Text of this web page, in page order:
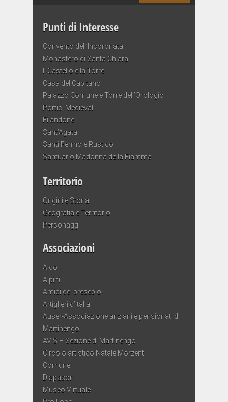
Punti di Interesse
Convento dell’Incoronata
Monastero di Santa Chiara
Il Castello e la Torre
Casa del Capitano
Palazzo Comune e Torre dell’Orologio
Portici Medievali
Filandone
Sant’Agata
Santi Fermo e Rustico
Santuario Madonna della Fiamma
Territorio
Origini e Storia
Geografia e Territorio
Personaggi
Associazioni
Aido
Alpini
Amici del presepio
Artiglieri d’Italia
Auser-Associazione anziani e pensionati di
Martinengo
AVIS – Sezione di Martinengo
Circolo artistico Natale Morzenti
Comune
Diapason
Museo Virtuale